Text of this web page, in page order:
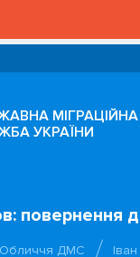
МІГРАЦІЙНА
УКРАЇНИ
повернення
Обличчя ДМС